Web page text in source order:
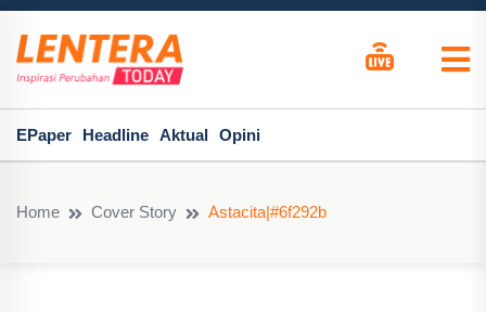
EPaper Headline Aktual Opini
Home Cover Story Astacita|#6f292b